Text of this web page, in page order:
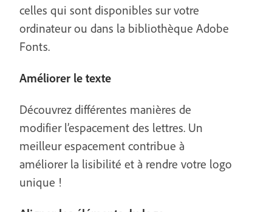
celles qui sont disponibles sur votre
ordinateur ou dans la bibliothèque Adobe
Fonts.
Améliorer le texte
Découvrez différentes manières de
modifier l’espacement des lettres. Un
meilleur espacement contribue à
améliorer la lisibilité et à rendre votre logo
unique !